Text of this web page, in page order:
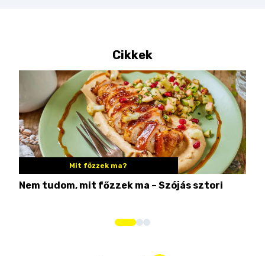
Cikkek
Mit főzzek ma?
Nem tudom, mit főzzek ma – Szójás sztori